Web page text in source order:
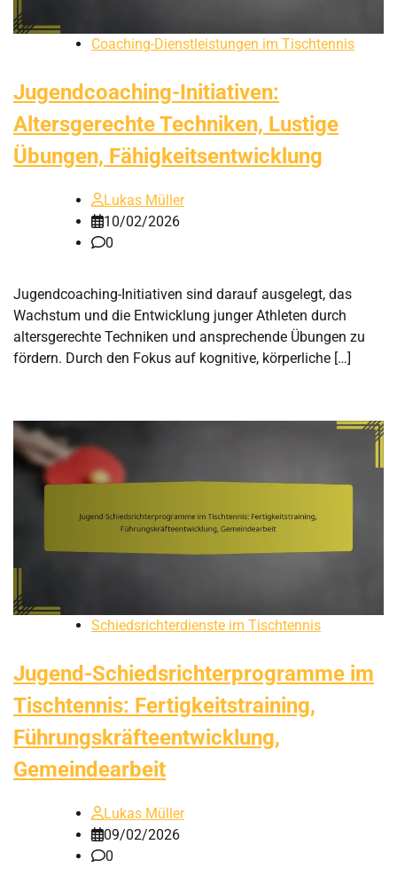
Coaching-Dienstleistungen im Tischtennis
Jugendcoaching-Initiativen:
Altersgerechte Techniken, Lustige
Übungen, Fähigkeitsentwicklung
Lukas Müller
10/02/2026
0
Jugendcoaching-Initiativen sind darauf ausgelegt, das
Wachstum und die Entwicklung junger Athleten durch
altersgerechte Techniken und ansprechende Übungen zu
fördern. Durch den Fokus auf kognitive, körperliche […]
Schiedsrichterdienste im Tischtennis
Jugend-Schiedsrichterprogramme im
Tischtennis: Fertigkeitstraining,
Führungskräfteentwicklung,
Gemeindearbeit
Lukas Müller
09/02/2026
0